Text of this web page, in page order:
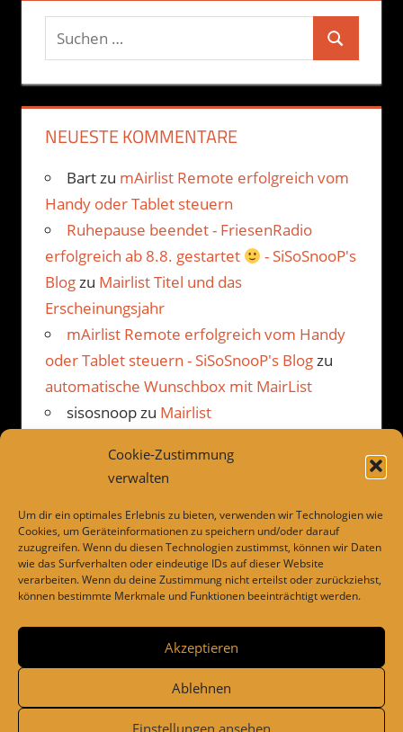
Cookie-Zustimmung
verwalten
Um dir ein optimales Erlebnis zu bieten, verwenden wir Technologien wie
Cookies, um Geräteinformationen zu speichern und/oder darauf
zuzugreifen. Wenn du diesen Technologien zustimmst, können wir Daten
wie das Surfverhalten oder eindeutige IDs auf dieser Website
verarbeiten. Wenn du deine Zustimmung nicht erteilst oder zurückziehst,
können bestimmte Merkmale und Funktionen beeinträchtigt werden.
Akzeptieren
Ablehnen
Einstellungen ansehen
Suchen
nach:
Suchen
NEUESTE KOMMENTARE
Bartzu mAirlist Remote erfolgreich vom
Handy oder Tablet steuern
Ruhepause beendet - FriesenRadio
erfolgreich ab 8.8. gestartet
- SiSoSnooP's
Blogzu Mairlist Titel und das
Erscheinungsjahr
mAirlist Remote erfolgreich vom Handy
oder Tablet steuern - SiSoSnooP's Blogzu
automatische Wunschbox mit MairList
sisosnoopzu Mairlist
Mairlist Kommentarbetrachter
LINKS
Drivesnapshot